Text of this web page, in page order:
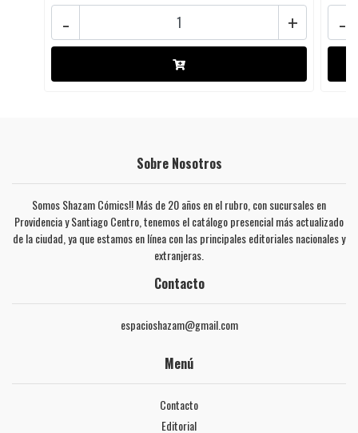
+
- -
Sobre Nosotros
Somos Shazam Cómics!! Más de 20 años en el rubro, con sucursales en
Providencia y Santiago Centro, tenemos el catálogo presencial más actualizado
de la ciudad, ya que estamos en línea con las principales editoriales nacionales y
extranjeras.
Contacto
espacioshazam@gmail.com
Menú
Contacto
Editorial